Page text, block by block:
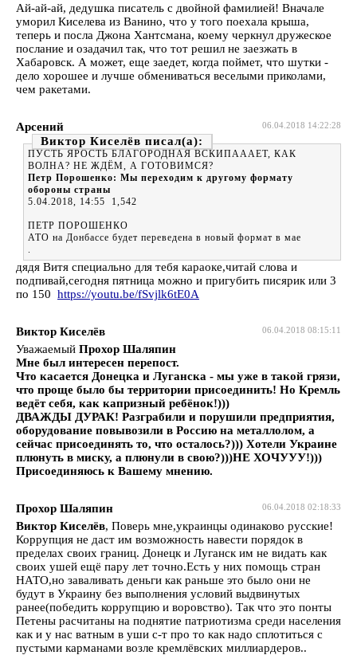
Ай-ай-ай, дедушка писатель с двойной фамилией! Вначале
уморил Киселева из Ванино, что у того поехала крыша,
теперь и посла Джона Хантсмана, коему черкнул дружеское
послание и озадачил так, что тот решил не заезжать в
Хабаровск. А может, еще заедет, когда поймет, что шутки -
дело хорошее и лучше обмениваться веселыми приколами,
чем ракетами.
06.04.2018 14:22:28
Арсений
Виктор Киселёв
ПУСТЬ ЯРОСТЬ БЛАГОРОДНАЯ ВСКИПАААЕТ, КАК
ВОЛНА? НЕ ЖДЁМ, А ГОТОВИМСЯ?
Петр Порошенко: Мы переходим к другому формату
обороны страны
5.04.2018, 14:55 1,542
ПЕТР ПОРОШЕНКО
АТО на Донбассе будет переведена в новый формат в мае
дядя Витя специально для тебя караоке,читай слова и
подпивай,сегодня пятница можно и пригубить писярик или 3
по 150 https://youtu.be/fSvjlk6tE0A
06.04.2018 08:15:11
Виктор Киселёв
Уважаемый Прохор Шаляпин
Мне был интересен перепост.
Что касается Донецка и Луганска - мы уже в такой грязи,
что проще было бы территории присоединить! Но Кремль
ведёт себя, как капризный ребёнок!)))
ДВАЖДЫ ДУРАК! Разграбили и порушили предприятия,
оборудование повывозили в Россию на металлолом, а
сейчас присоединять то, что осталось?))) Хотели Украине
плюнуть в миску, а плюнули в свою?)))НЕ ХОЧУУУ!)))
Присоединяюсь к Вашему мнению.
06.04.2018 02:18:33
Прохор Шаляпин
Виктор Киселёв, Поверь мне,украинцы одинаково русские!
Коррупция не даст им возможность навести порядок в
пределах своих границ. Донецк и Луганск им не видать как
своих ушей ещё пару лет точно.Есть у них помощь стран
НАТО,но заваливать деньги как раньше это было они не
будут в Украину без выполнения условий выдвинутых
ранее(победить коррупцию и воровство). Так что это понты
Петены расчитаны на поднятие патриотизма среди населения
как и у нас ватным в уши с-т про то как надо сплотиться с
пустыми карманами возле кремлёвских миллиардеров..